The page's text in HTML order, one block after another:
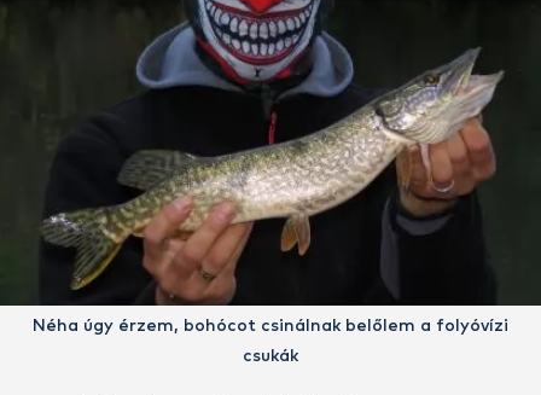
Néha úgy érzem, bohócot csinálnak belőlem a folyóvízi
csukák